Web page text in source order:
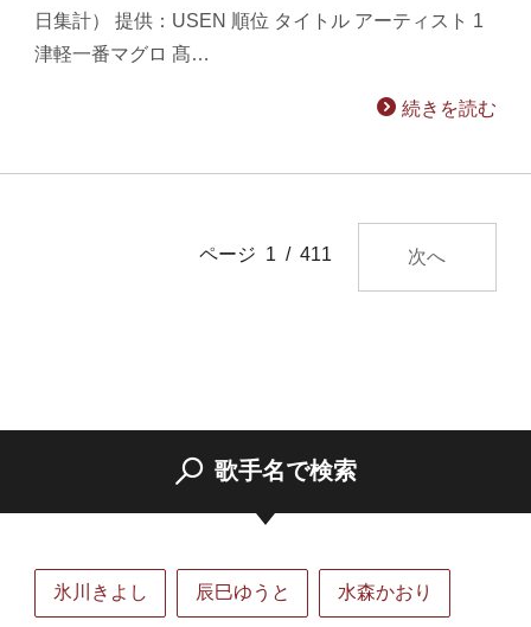
日集計） 提供：USEN 順位 タイトル アーティスト 1
津軽一番マグロ 髙…
続きを読む
ページ 1 / 411 次へ
歌手名で検索
氷川きよし 辰巳ゆうと 水森かおり